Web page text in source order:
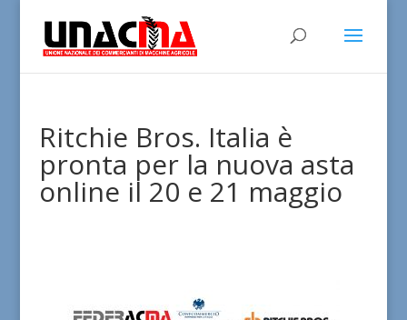
Ritchie Bros. Italia è
pronta per la nuova asta
online il 20 e 21 maggio